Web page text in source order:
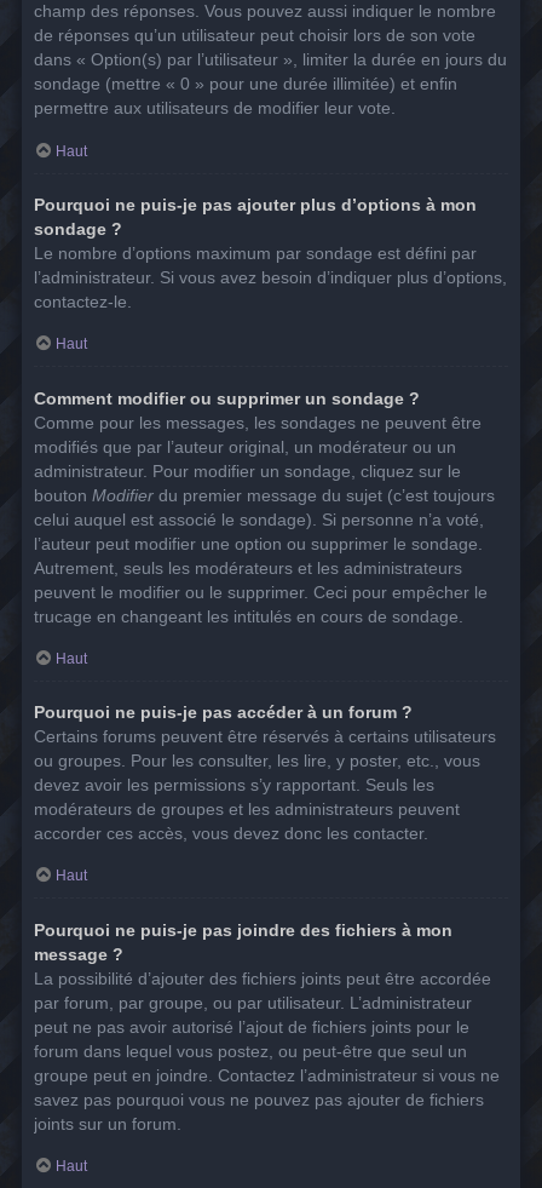
champ des réponses. Vous pouvez aussi indiquer le nombre
de réponses qu’un utilisateur peut choisir lors de son vote
dans « Option(s) par l’utilisateur », limiter la durée en jours du
sondage (mettre « 0 » pour une durée illimitée) et enfin
permettre aux utilisateurs de modifier leur vote.
Haut
Pourquoi ne puis-je pas ajouter plus d’options à mon
sondage ?
Le nombre d’options maximum par sondage est défini par
l’administrateur. Si vous avez besoin d’indiquer plus d’options,
contactez-le.
Haut
Comment modifier ou supprimer un sondage ?
Comme pour les messages, les sondages ne peuvent être
modifiés que par l’auteur original, un modérateur ou un
administrateur. Pour modifier un sondage, cliquez sur le
bouton Modifier du premier message du sujet (c’est toujours
celui auquel est associé le sondage). Si personne n’a voté,
l’auteur peut modifier une option ou supprimer le sondage.
Autrement, seuls les modérateurs et les administrateurs
peuvent le modifier ou le supprimer. Ceci pour empêcher le
trucage en changeant les intitulés en cours de sondage.
Haut
Pourquoi ne puis-je pas accéder à un forum ?
Certains forums peuvent être réservés à certains utilisateurs
ou groupes. Pour les consulter, les lire, y poster, etc., vous
devez avoir les permissions s’y rapportant. Seuls les
modérateurs de groupes et les administrateurs peuvent
accorder ces accès, vous devez donc les contacter.
Haut
Pourquoi ne puis-je pas joindre des fichiers à mon
message ?
La possibilité d’ajouter des fichiers joints peut être accordée
par forum, par groupe, ou par utilisateur. L’administrateur
peut ne pas avoir autorisé l’ajout de fichiers joints pour le
forum dans lequel vous postez, ou peut-être que seul un
groupe peut en joindre. Contactez l’administrateur si vous ne
savez pas pourquoi vous ne pouvez pas ajouter de fichiers
joints sur un forum.
Haut